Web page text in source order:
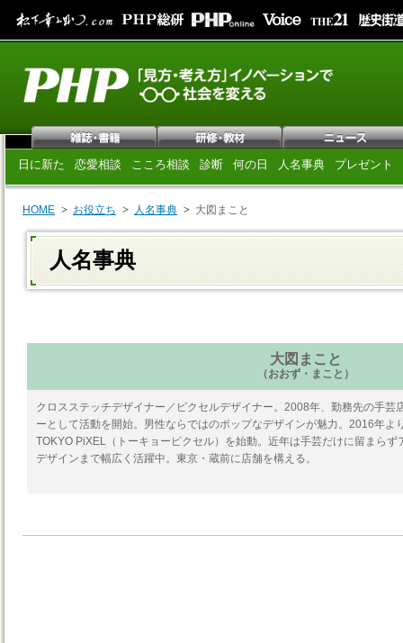
日に新た 恋愛相談 こころ相談 診断 何の日 人名事典 プレゼント
HOME お役立ち 人名事典 大図まこと
人名事典
大図まこと
（おおず・まこと）
クロスステッチデザイナー／ピクセルデザイナー。2008年、勤務先の手芸
ーとして活動を開始。男性ならではのポップなデザインが魅力。2016年よ
TOKYO PiXEL（トーキョーピクセル）を始動。近年は手芸だけに留まら
デザインまで幅広く活躍中。東京・蔵前に店舗を構える。